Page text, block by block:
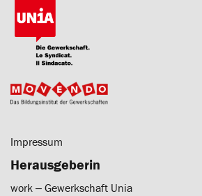
Impressum
Herausgeberin
work ‒ Gewerkschaft Unia